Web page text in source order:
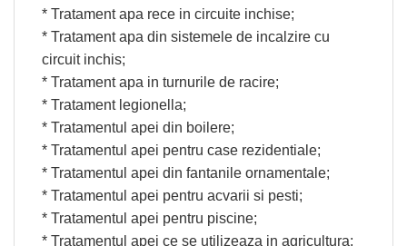
* Tratament apa rece in circuite inchise;
* Tratament apa din sistemele de incalzire cu
circuit inchis;
* Tratament apa in turnurile de racire;
* Tratament legionella;
* Tratamentul apei din boilere;
* Tratamentul apei pentru case rezidentiale;
* Tratamentul apei din fantanile ornamentale;
* Tratamentul apei pentru acvarii si pesti;
* Tratamentul apei pentru piscine;
* Tratamentul apei ce se utilizeaza in agricultura;